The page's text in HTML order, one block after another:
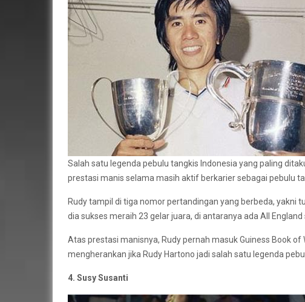
Salah satu legenda pebulu tangkis Indonesia yang paling
prestasi manis selama masih aktif berkarier sebagai pebulu
Rudy tampil di tiga nomor pertandingan yang berbeda, yakni
dia sukses meraih 23 gelar juara, di antaranya ada All England
Atas prestasi manisnya, Rudy pernah masuk Guiness Book
mengherankan jika Rudy Hartono jadi salah satu legenda
4. Susy Susanti